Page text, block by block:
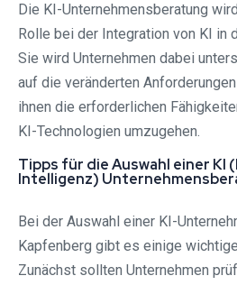
Die KI-Unternehmensberatung
Rolle bei der Integration von KI in
Sie wird Unternehmen dabei
auf die veränderten
ihnen die erforderlichen
KI-Technologien umzugehen.
Tipps für die Auswahl einer KI
Intelligenz)
Bei der Auswahl einer KI-
Kapfenberg gibt es einige
Zunächst sollten Unternehmen